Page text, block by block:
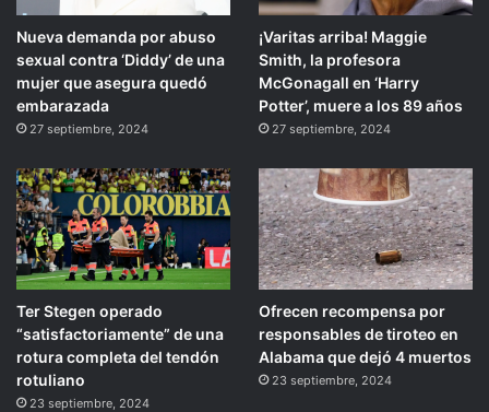
Nueva demanda por abuso
sexual contra ‘Diddy’ de una
mujer que asegura quedó
embarazada
27 septiembre, 2024
¡Varitas arriba! Maggie
Smith, la profesora
McGonagall en ‘Harry
Potter’, muere a los 89 años
27 septiembre, 2024
Ter Stegen operado
“satisfactoriamente” de una
rotura completa del tendón
rotuliano
23 septiembre, 2024
Ofrecen recompensa por
responsables de tiroteo en
Alabama que dejó 4 muertos
23 septiembre, 2024